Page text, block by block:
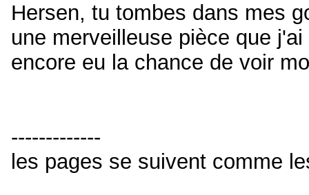
Hersen, tu tombes dans mes
une merveilleuse pièce que
encore eu la chance de voir
-------------
les pages se suivent comme